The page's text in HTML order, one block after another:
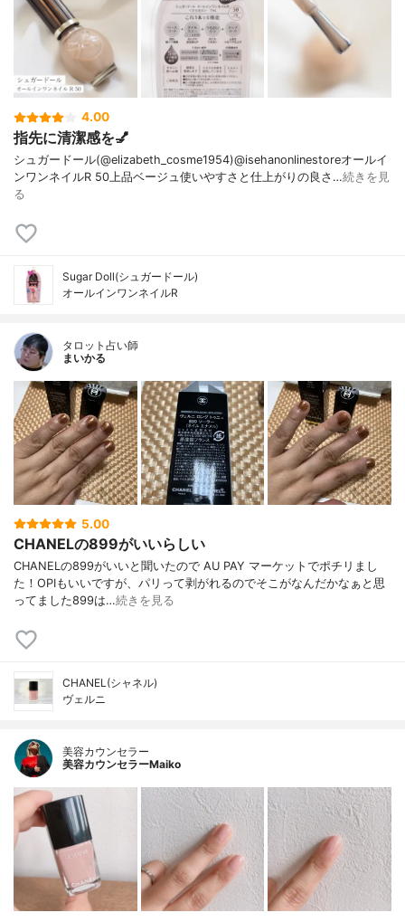
4.00
指先に清潔感を💅
シュガードール(@elizabeth_cosme1954)@isehanonlinestoreオールイ
ンワンネイルR 50上品ベージュ使いやすさと仕上がりの良さ…続きを見
る
Sugar Doll(シュガードール)
オールインワンネイルR
タロット占い師
まいかる
5.00
CHANELの899がいいらしい
CHANELの899がいいと聞いたので AU PAY マーケットでポチリまし
た！OPIもいいですが、パリって剥がれるのでそこがなんだかなぁと思
ってました899は…続きを見る
CHANEL(シャネル)
ヴェルニ
美容カウンセラー
美容カウンセラーMaiko